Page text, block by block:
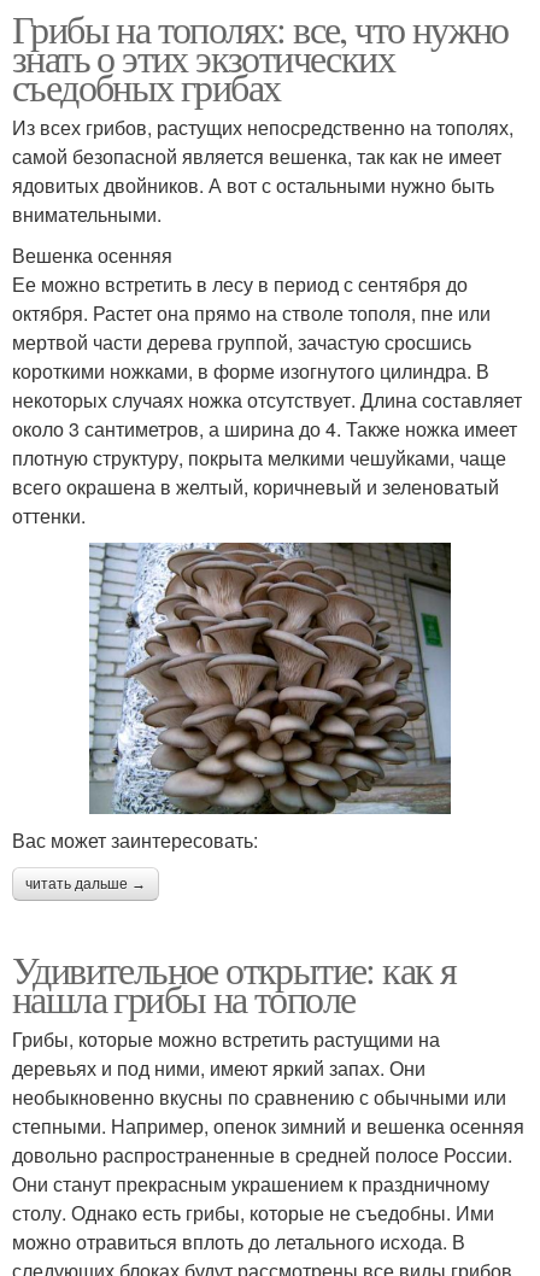
Грибы на тополях: все, что нужно
знать о этих экзотических
съедобных грибах
Из всех грибов, растущих непосредственно на тополях,
самой безопасной является вешенка, так как не имеет
ядовитых двойников. А вот с остальными нужно быть
внимательными.
Вешенка осенняя
Ее можно встретить в лесу в период с сентября до
октября. Растет она прямо на стволе тополя, пне или
мертвой части дерева группой, зачастую сросшись
короткими ножками, в форме изогнутого цилиндра. В
некоторых случаях ножка отсутствует. Длина составляет
около 3 сантиметров, а ширина до 4. Также ножка имеет
плотную структуру, покрыта мелкими чешуйками, чаще
всего окрашена в желтый, коричневый и зеленоватый
оттенки.
Вас может заинтересовать:
читать дальше →
Удивительное открытие: как я
нашла грибы на тополе
Грибы, которые можно встретить растущими на
деревьях и под ними, имеют яркий запах. Они
необыкновенно вкусны по сравнению с обычными или
степными. Например, опенок зимний и вешенка осенняя
довольно распространенные в средней полосе России.
Они станут прекрасным украшением к праздничному
столу. Однако есть грибы, которые не съедобны. Ими
можно отравиться вплоть до летального исхода. В
следующих блоках будут рассмотрены все виды грибов.